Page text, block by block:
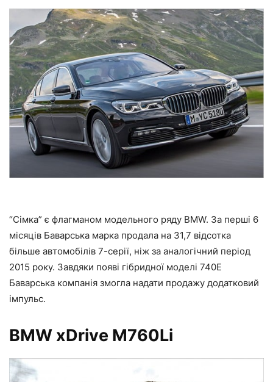
“Сімка” є флагманом модельного ряду BMW. За перші 6
місяців Баварська марка продала на 31,7 відсотка
більше автомобілів 7-серії, ніж за аналогічний період
2015 року. Завдяки появі гібридної моделі 740Е
Баварська компанія змогла надати продажу додатковий
імпульс.
BMW xDrive M760Li